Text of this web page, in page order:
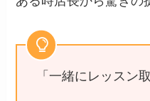
「一緒にレッスン